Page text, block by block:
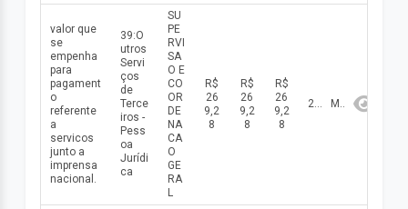
valor que
se
empenha
para
pagament
o
referente
a
servicos
junto a
imprensa
nacional.
39:O
utros
Servi
ços
de
Terce
iros -
Pess
oa
Jurídi
ca
SU
PE
RVI
SA
O E
CO
OR
DE
NA
CA
O
GE
RA
L
R$
26
9,2
8
R$
26
9,2
8
R$
26
9,2
8
2026 Maio